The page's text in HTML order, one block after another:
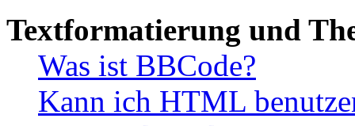
Textformatierung und
Was ist BBCode?
Kann ich HTML